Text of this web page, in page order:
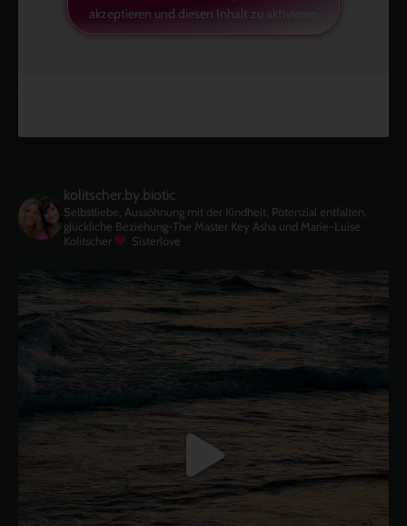
akzeptieren und diesen Inhalt zu aktivieren
kolitscher.by.biotic
Selbstliebe, Aussöhnung mit der Kindheit, Potenzial entfalten,
glückliche Beziehung-The Master Key Asha und Marie-Luise
Kolitscher
Sisterlove